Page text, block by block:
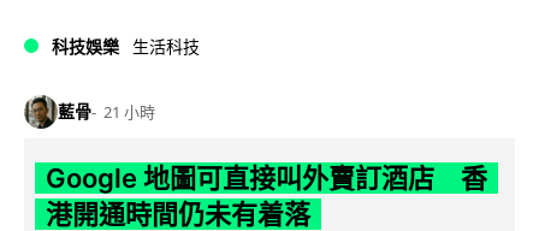
科技娛樂 生活科技
藍骨 21 小時
Google 地圖可直接叫外賣訂酒店 香
港開通時間仍未有着落